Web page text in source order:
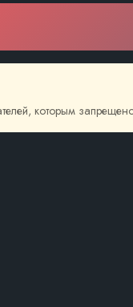
которым